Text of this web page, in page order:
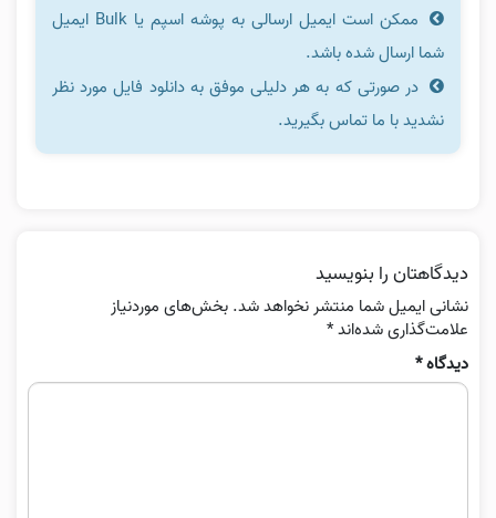
ممکن است ایمیل ارسالی به پوشه اسپم یا Bulk ایمیل
شما ارسال شده باشد.
در صورتی که به هر دلیلی موفق به دانلود فایل مورد نظر
نشدید با ما تماس بگیرید.
دیدگاهتان را بنویسید
نشانی ایمیل شما منتشر نخواهد شد. بخش‌های موردنیاز
علامت‌گذاری شده‌اند*
دیدگاه*